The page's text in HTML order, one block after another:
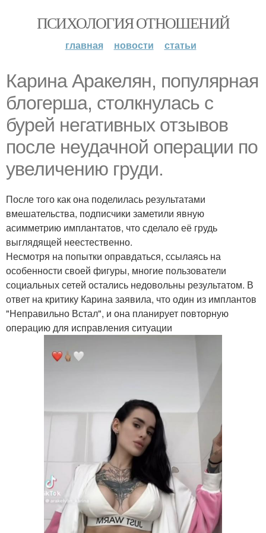
ПСИХОЛОГИЯ ОТНОШЕНИЙ
главная новости статьи
Карина Аракелян, популярная
блогерша, столкнулась с
бурей негативных отзывов
после неудачной операции по
увеличению груди.
После того как она поделилась результатами
вмешательства, подписчики заметили явную
асимметрию имплантатов, что сделало её грудь
выглядящей неестественно.
Несмотря на попытки оправдаться, ссылаясь на
особенности своей фигуры, многие пользователи
социальных сетей остались недовольны результатом. В
ответ на критику Карина заявила, что один из имплантов
"Неправильно Встал", и она планирует повторную
операцию для исправления ситуации